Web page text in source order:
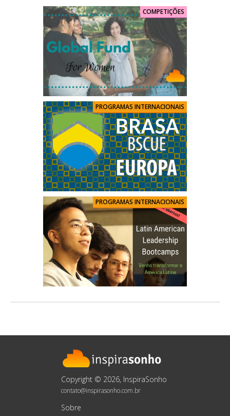
COMPETIÇÕES
PROGRAMAS INTERNACIONAIS
PROGRAMAS INTERNACIONAIS
Copyright © 2026, InspiraSonho
contato@inspirasonho.com.br
Sobre